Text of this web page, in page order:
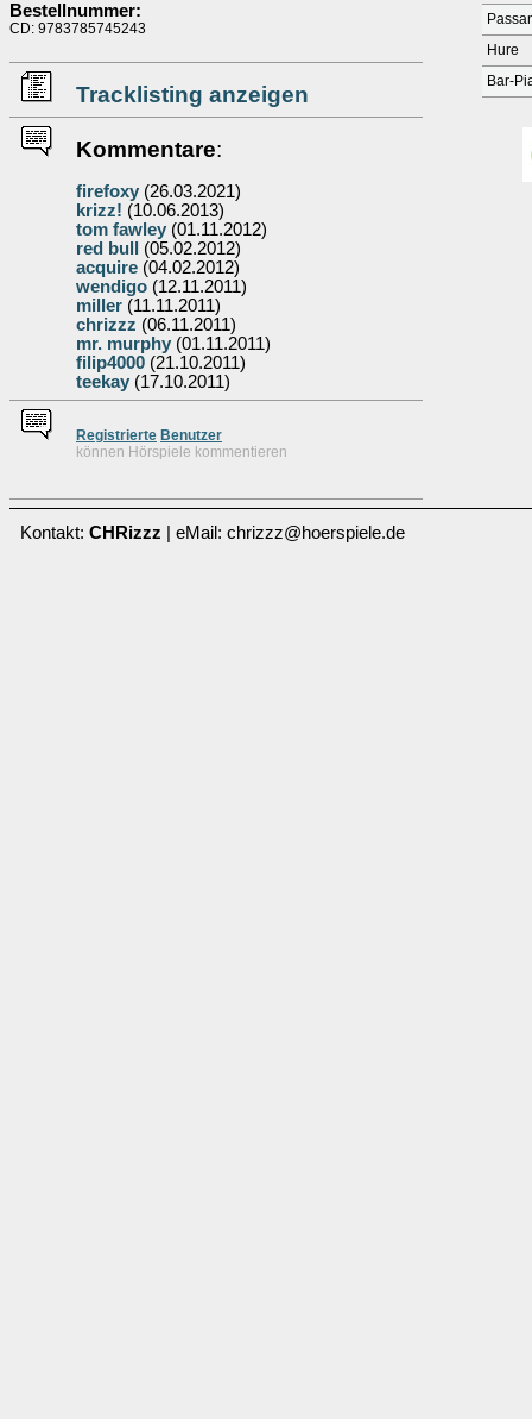
Bestellnummer:
CD: 9783785745243
Tracklisting anzeigen
Kommentare:
firefoxy (26.03.2021)
krizz! (10.06.2013)
tom fawley (01.11.2012)
red bull
(05.02.2012)
acquire (04.02.2012)
wendigo (12.11.2011)
miller (11.11.2011)
chrizzz (06.11.2011)
mr. murphy (01.11.2011)
filip4000 (21.10.2011)
teekay (17.10.2011)
Registrierte Benutzer
können Hörspiele kommentieren
Hure
Bar-
Kontakt: CHRizzz | eMail: chrizzz@hoerspiele.de